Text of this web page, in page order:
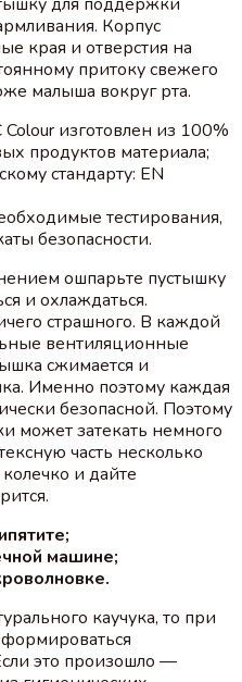
Корпус
края и отверстия на
притоку свежего
малыша вокруг рта.
изготовлен из 100%
продуктов материала;
стандарту: EN
тестирования,
безопасности.
ошпарьте пустышку
и охлаждаться.
страшного. В каждой
вентиляционные
сжимается и
Именно поэтому каждая
безопасной. Поэтому
может затекать немного
часть несколько
и дайте
машине;
каучука, то при
это произошло —